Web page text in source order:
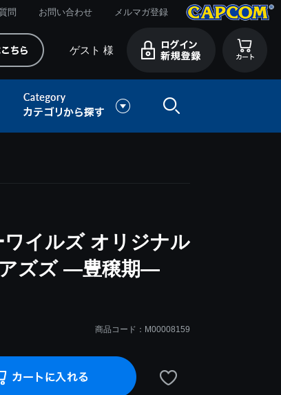
問 お問い合わせ メルマガ登録
ゲスト 様
ワイルズ オリジナル
アズズ ―豊穣期―
商品コード：M00008159